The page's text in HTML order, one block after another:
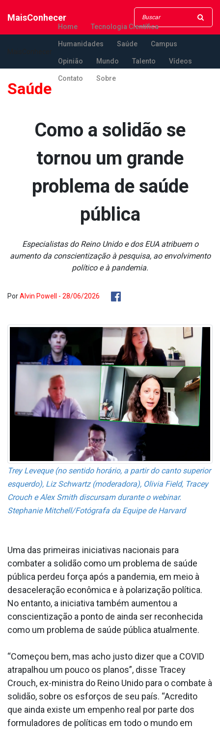
MaisConhecer
Home Tecnologia Científica
Humanidades Saúde Campus
Opinião Mundo Talento Vídeos
Contato Sobre
Saúde
Como a solidão se
tornou um grande
problema de saúde
pública
Especialistas do Reino Unido e dos EUA atribuem o
aumento da conscientização à pesquisa, ao envolvimento
político e à pandemia.
PorAlvin Powell - 28/06/2026
Trey Leveque (no sentido horário, a partir do canto superior
esquerdo), Liz Schwartz (moderadora), Olivia Field, Tracey
Crouch e Alex Smith discursam durante o webinar.
Stephanie Mitchell/Fotógrafa da Equipe de Harvard
Uma das primeiras iniciativas nacionais para
combater a solidão como um problema de saúde
pública perdeu força após a pandemia, em meio à
desaceleração econômica e à polarização política.
No entanto, a iniciativa também aumentou a
conscientização a ponto de ainda ser reconhecida
como um problema de saúde pública atualmente.
“Começou bem, mas acho justo dizer que a COVID
atrapalhou um pouco os planos”, disse Tracey
Crouch, ex-ministra do Reino Unido para o combate à
solidão, sobre os esforços de seu país. “Acredito
que ainda existe um empenho real por parte dos
formuladores de políticas em todo o mundo em